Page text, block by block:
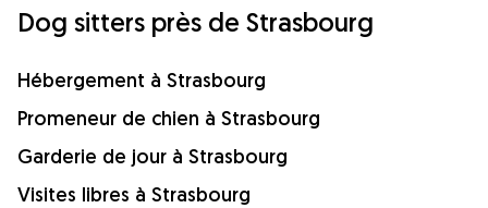
Dog sitters près de Strasbourg
Hébergement à Strasbourg
Promeneur de chien à Strasbourg
Garderie de jour à Strasbourg
Visites libres à Strasbourg